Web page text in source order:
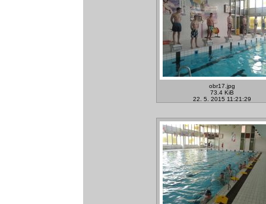
obr17.jpg
73.4 KiB
22. 5. 2015 11:21:29